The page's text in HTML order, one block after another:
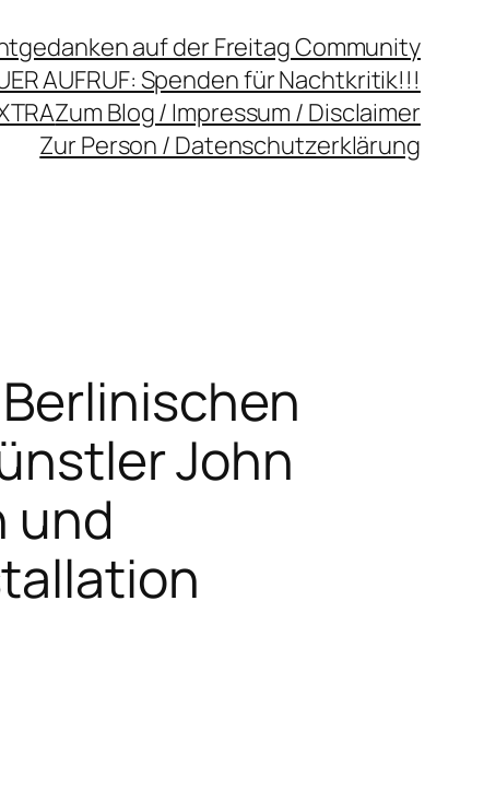
auf der Freitag Community
AUFRUF: Spenden für Nachtkritik!!!
Zum Blog / Impressum / Disclaimer
Zur Person / Datenschutzerklärung
John
und